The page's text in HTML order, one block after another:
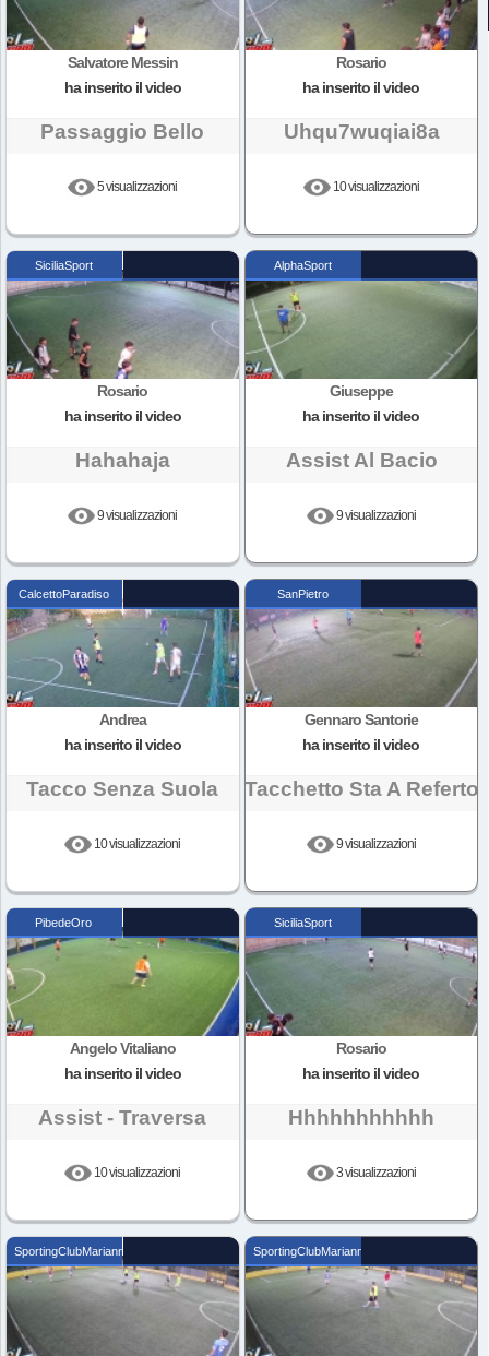
Salvatore Messin
ha inserito il video
Passaggio Bello
5 visualizzazioni
Rosario
ha inserito il video
Uhqu7wuqiai8a
10 visualizzazioni
SiciliaSport
Rosario
ha inserito il video
Hahahaja
9 visualizzazioni
AlphaSport
Giuseppe
ha inserito il video
Assist Al Bacio
9 visualizzazioni
CalcettoParadiso
Andrea
ha inserito il video
Tacco Senza Suola
10 visualizzazioni
SanPietro
Gennaro Santorie
ha inserito il video
Tacchetto Sta A Referto
9 visualizzazioni
PibedeOro
Angelo Vitaliano
ha inserito il video
Assist - Traversa
10 visualizzazioni
SiciliaSport
Rosario
ha inserito il video
Hhhhhhhhhhh
3 visualizzazioni
SportingClubMarianna SportingClubMarianna